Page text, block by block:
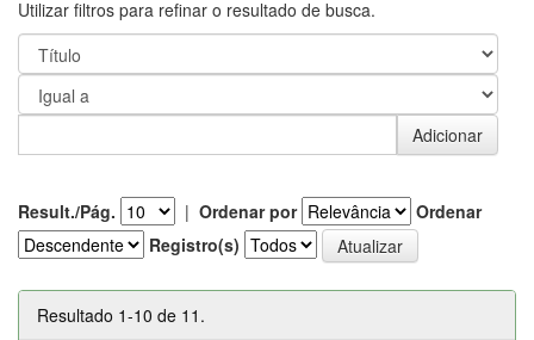
Utilizar filtros para refinar o resultado de busca.
Result./Pág. | Ordenar por
Ordenar
Registro(s)
Resultado 1-10 de 11.